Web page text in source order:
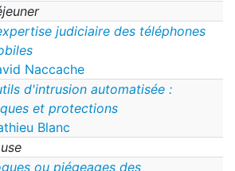
judiciaire des téléphones
Naccache
d'intrusion automatisée :
et protections
Blanc
ou piégeages des